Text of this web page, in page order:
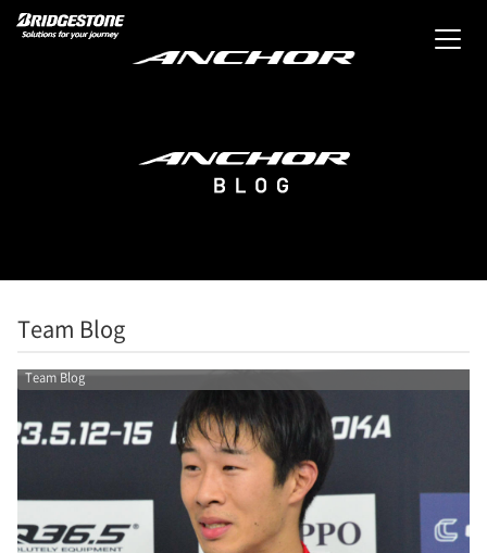
Team Blog
Team Blog